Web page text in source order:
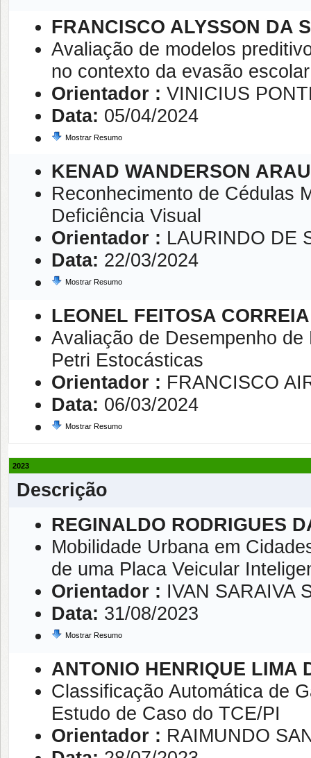
FRANCISCO ALYSSON DA
Avaliação de modelos
no contexto da evasão
Orientador : VINICIUS
Data: 05/04/2024
Mostrar Resumo
KENAD WANDERSON
Reconhecimento de Cédulas
Deficiência Visual
Orientador : LAURINDO DE
Data: 22/03/2024
Mostrar Resumo
LEONEL FEITOSA CORREIA
Avaliação de Desempenho
Petri Estocásticas
Orientador : FRANCISCO
Data: 06/03/2024
Mostrar Resumo
2023
Descrição
REGINALDO RODRIGUES
Mobilidade Urbana em
de uma Placa Veicular
Orientador : IVAN SARAIVA
Data: 31/08/2023
Mostrar Resumo
ANTONIO HENRIQUE LIMA
Classificação Automática de
Estudo de Caso do TCE/PI
Orientador : RAIMUNDO